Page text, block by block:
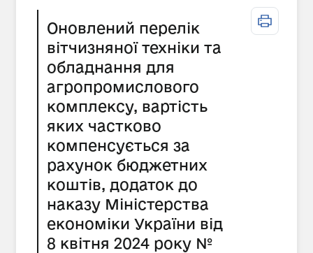
Оновлений перелік
вітчизняної техніки та
обладнання для
агропромислового
комплексу, вартість
яких частково
компенсується за
рахунок бюджетних
коштів, додаток до
наказу Міністерства
економіки України від
8 квітня 2024 року №